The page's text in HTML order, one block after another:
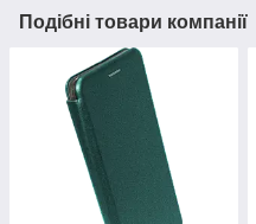
Подібні товари компанії